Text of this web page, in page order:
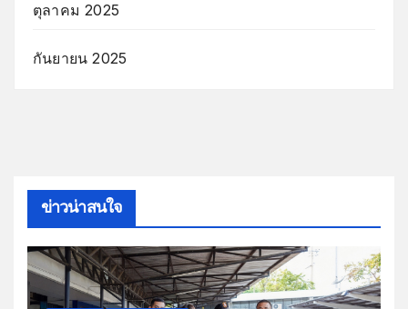
ตุลาคม 2025
กันยายน 2025
ข่าวน่าสนใจ